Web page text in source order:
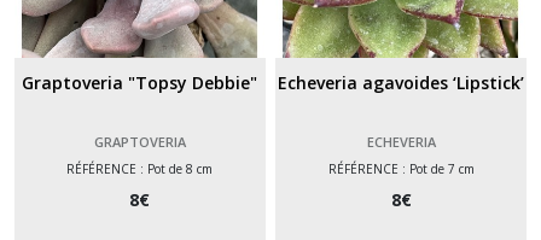
Graptoveria "Topsy Debbie"
GRAPTOVERIA
RÉFÉRENCE : Pot de 8 cm
8€
Echeveria agavoides ‘Lipstick’
ECHEVERIA
RÉFÉRENCE : Pot de 7 cm
8€